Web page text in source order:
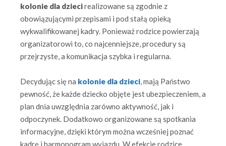
kolonie dla dziecirealizowane są zgodnie z
obowiązującymi przepisami i pod stałą opieką
wykwalifikowanej kadry. Ponieważ rodzice powierzają
organizatorowi to, co najcenniejsze, procedury są
przejrzyste, a komunikacja szybka i regularna.
Decydując się na kolonie dla dzieci, mają Państwo
pewność, że każde dziecko objęte jest ubezpieczeniem, a
plan dnia uwzględnia zarówno aktywność, jak i
odpoczynek. Dodatkowo organizowane są spotkania
informacyjne, dzięki którym można wcześniej poznać
kadrę i harmonogram wyjazdu. W efekcie rodzice